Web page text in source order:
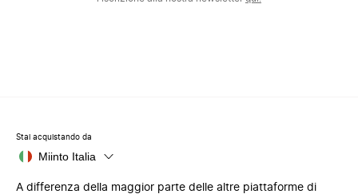
Stai acquistando da
Miinto Italia
A differenza della maggior parte delle altre piattaforme di